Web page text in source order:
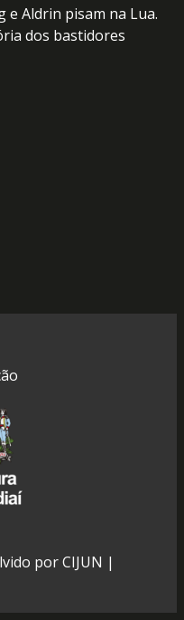
e Aldrin pisam na Lua.
dos bastidores
porCIJUN |